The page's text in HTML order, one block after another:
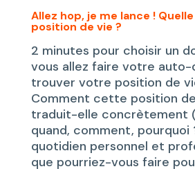
Allez hop, je me lance !
position de vie ?
2 minutes pour choisir un
vous allez faire votre
trouver votre position de
Comment cette position
traduit-elle concrètement
quand, comment, pourquoi
quotidien personnel et
que pourriez-vous faire